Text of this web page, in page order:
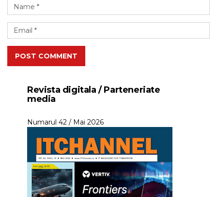
POST COMMENT
Revista digitala / Parteneriate
media
Numarul 42 / Mai 2026